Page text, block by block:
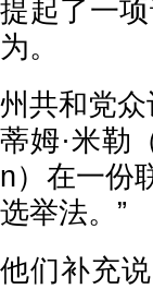
提起了一
为。
州共和党
蒂姆·米勒
n）在一份
选举法。”
他们补充